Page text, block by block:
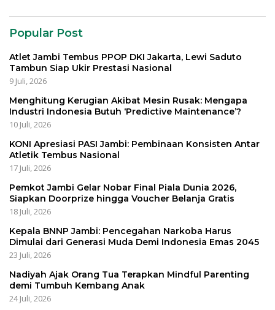
Popular Post
Atlet Jambi Tembus PPOP DKI Jakarta, Lewi Saduto
Tambun Siap Ukir Prestasi Nasional
9 Juli, 2026
Menghitung Kerugian Akibat Mesin Rusak: Mengapa
Industri Indonesia Butuh ‘Predictive Maintenance’?
10 Juli, 2026
KONI Apresiasi PASI Jambi: Pembinaan Konsisten Antar
Atletik Tembus Nasional
17 Juli, 2026
Pemkot Jambi Gelar Nobar Final Piala Dunia 2026,
Siapkan Doorprize hingga Voucher Belanja Gratis
18 Juli, 2026
Kepala BNNP Jambi: Pencegahan Narkoba Harus
Dimulai dari Generasi Muda Demi Indonesia Emas 2045
23 Juli, 2026
Nadiyah Ajak Orang Tua Terapkan Mindful Parenting
demi Tumbuh Kembang Anak
24 Juli, 2026